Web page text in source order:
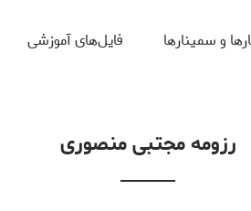
و سمینارها فایل‌های آموزشی
رزومه مجتبی منصوری